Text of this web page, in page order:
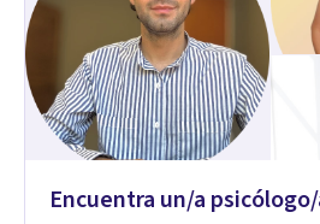
Encuentra un/a